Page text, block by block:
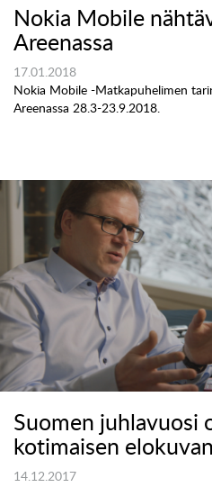
Nokia Mobile
Areenassa
17.01.2018
Nokia Mobile -Matkapuhelimen
Areenassa 28.3-23.9.2018.
Suomen juhlavuosi
kotimaisen
14.12.2017